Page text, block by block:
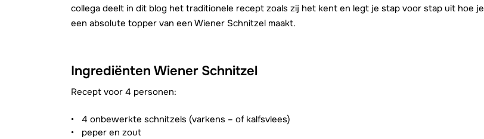
collega deelt in dit blog het traditionele recept zoals zij het kent en legt je stap voor stap uit hoe je
een absolute topper van een Wiener Schnitzel maakt.
Ingrediënten Wiener Schnitzel
Recept voor 4 personen:
4 onbewerkte schnitzels (varkens – of kalfsvlees)
peper en zout